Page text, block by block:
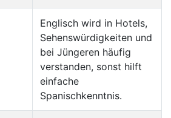
Englisch wird in Hotels,
Sehenswürdigkeiten und
bei Jüngeren häufig
verstanden, sonst hilft
einfache
Spanischkenntnis.